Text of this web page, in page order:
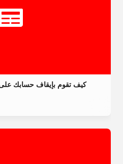
كيف تقوم بإيقاف حسابك